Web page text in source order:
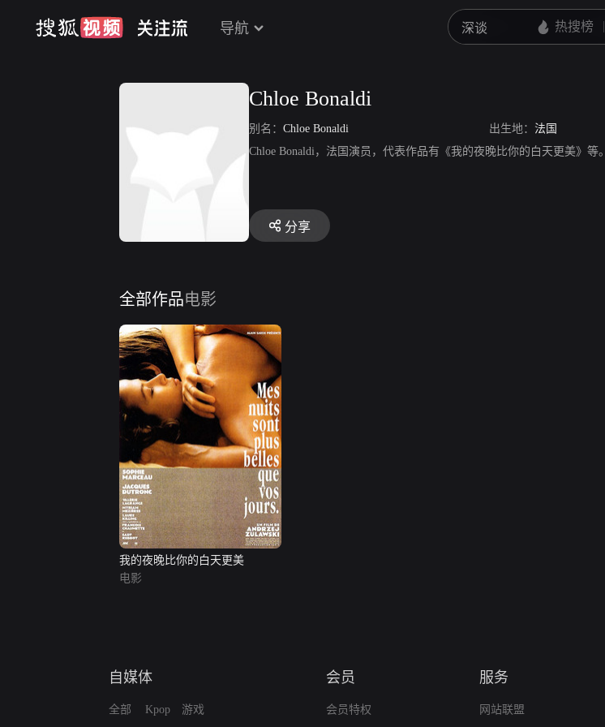
导航
Chloe Bonaldi
别名： Chloe Bonaldi 出生地： 法国
Chloe Bonaldi，法国演员，代表作品有《我的夜晚比你的白天更美》等。
分享
全部作品电影
我的夜晚比你的白天更美
电影
自媒体
全部 Kpop 游戏
会员
会员特权
服务
网站联盟